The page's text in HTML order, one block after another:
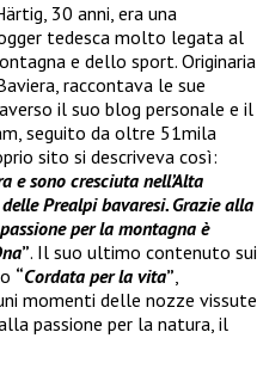
30 anni, era una
tedesca molto legata al
e dello sport. Originaria
raccontava le sue
il suo blog personale e il
seguito da oltre 51mila
sito si descriveva così:
e sono cresciuta nell’Alta
Prealpi bavaresi. Grazie alla
per la montagna è
”. Il suo ultimo contenuto sui
“Cordata per la vita”,
momenti delle nozze vissute
passione per la natura, il